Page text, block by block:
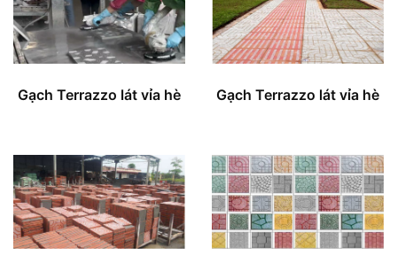
Gạch Terrazzo lát vỉa hè Gạch Terrazzo lát vỉa hè